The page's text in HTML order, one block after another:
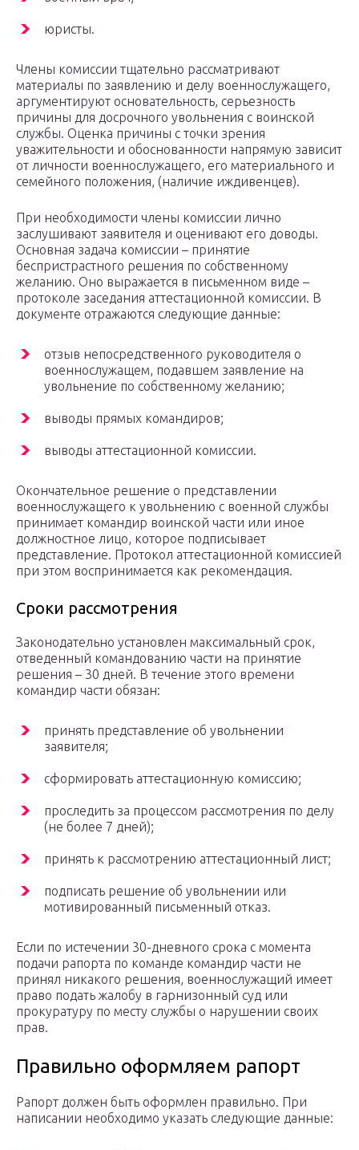
юристы.
Члены комиссии тщательно рассматривают
материалы по заявлению и делу военнослужащего,
аргументируют основательность, серьезность
причины для досрочного увольнения с воинской
службы. Оценка причины с точки зрения
уважительности и обоснованности напрямую зависит
от личности военнослужащего, его материального и
семейного положения, (наличие иждивенцев).
При необходимости члены комиссии лично
заслушивают заявителя и оценивают его доводы.
Основная задача комиссии – принятие
беспристрастного решения по собственному
желанию. Оно выражается в письменном виде –
протоколе заседания аттестационной комиссии. В
документе отражаются следующие данные:
отзыв непосредственного руководителя о
военнослужащем, подавшем заявление на
увольнение по собственному желанию;
выводы прямых командиров;
выводы аттестационной комиссии.
Окончательное решение о представлении
военнослужащего к увольнению с военной службы
принимает командир воинской части или иное
должностное лицо, которое подписывает
представление. Протокол аттестационной комиссией
при этом воспринимается как рекомендация.
Сроки рассмотрения
Законодательно установлен максимальный срок,
отведенный командованию части на принятие
решения – 30 дней. В течение этого времени
командир части обязан:
принять представление об увольнении
заявителя;
сформировать аттестационную комиссию;
проследить за процессом рассмотрения по делу
(не более 7 дней);
принять к рассмотрению аттестационный лист;
подписать решение об увольнении или
мотивированный письменный отказ.
Если по истечении 30-дневного срока с момента
подачи рапорта по команде командир части не
принял никакого решения, военнослужащий имеет
право подать жалобу в гарнизонный суд или
прокуратуру по месту службы о нарушении своих
прав.
Правильно оформляем рапорт
Рапорт должен быть оформлен правильно. При
написании необходимо указать следующие данные: